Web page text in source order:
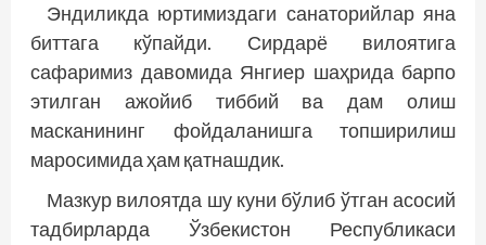
Эндиликда юртимиздаги санаторийлар яна
биттага кўпайди. Сирдарё вилоятига
сафаримиз давомида Янгиер шаҳрида барпо
этилган ажойиб тиббий ва дам олиш
масканининг фойдаланишга топширилиш
маросимида ҳам қатнашдик.
Мазкур вилоятда шу куни бўлиб ўтган асосий
тадбирларда Ўзбе­кис­тон Республикаси